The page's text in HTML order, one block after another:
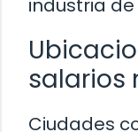
industria
salarios
Ciudades